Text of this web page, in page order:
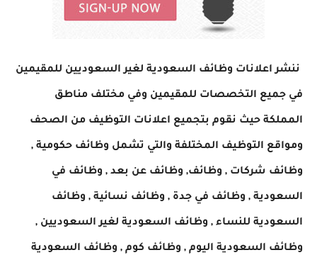
ننشر اعلانات وظائف السعودية لغير السعوديين للمقيمين
في جميع التخصصات للمقيمين وفي مختلف مناطق
المملكة حيث نقوم بتجميع اعلانات التوظيف من الصحف
ومواقع التوظيف المختلفة والتي تشمل وظائف حكومية ,
وظائف شركات , وظائف, وظائف عن بعد , وظائف في
السعودية , وظائف في جدة , وظائف نسائية , وظائف
السعودية للنساء , وظائف السعودية لغير السعوديين ,
وظائف السعودية اليوم , وظائف كوم , وظائف السعودية